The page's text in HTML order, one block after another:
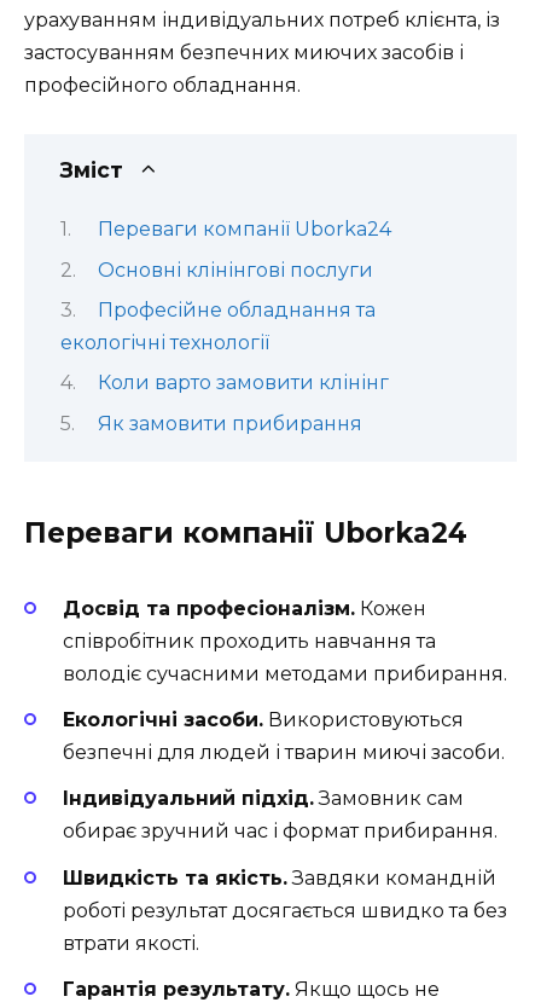
урахуванням індивідуальних потреб клієнта, із
застосуванням безпечних миючих засобів і
професійного обладнання.
Зміст
Переваги компанії Uborka24
Основні клінінгові послуги
Професійне обладнання та
екологічні технології
Коли варто замовити клінінг
Як замовити прибирання
Переваги компанії Uborka24
Досвід та професіоналізм. Кожен
співробітник проходить навчання та
володіє сучасними методами прибирання.
Екологічні засоби. Використовуються
безпечні для людей і тварин миючі засоби.
Індивідуальний підхід.Замовник сам
обирає зручний час і формат прибирання.
Швидкість та якість.Завдяки командній
роботі результат досягається швидко та без
втрати якості.
Гарантія результату. Якщо щось не